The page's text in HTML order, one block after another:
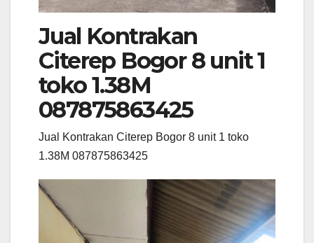
Jual Kontrakan
Citerep Bogor 8 unit 1
toko 1.38M
087875863425
Jual Kontrakan Citerep Bogor 8 unit 1 toko
1.38M 087875863425